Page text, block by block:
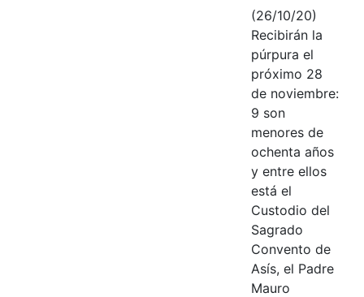
(26/10/20)
Recibirán la
púrpura el
próximo 28
de noviembre:
9 son
menores de
ochenta años
y entre ellos
está el
Custodio del
Sagrado
Convento de
Asís, el Padre
Mauro